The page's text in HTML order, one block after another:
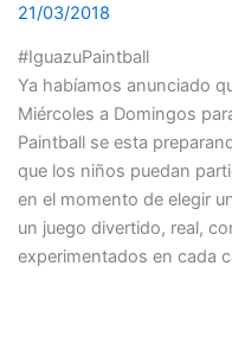
21/03/2018
#IguazuPaintball
Ya habíamos anunciado
Miércoles a Domingos
Paintball se esta
que los niños puedan
en el momento de elegir
un juego divertido, real,
experimentados en cada